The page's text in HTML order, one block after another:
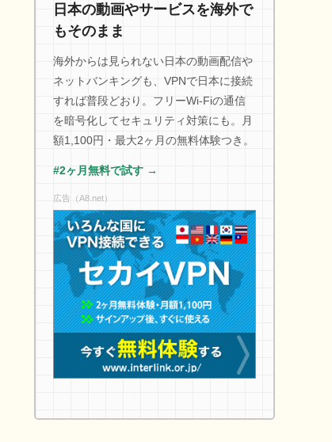
日本の動画やサービスを海外で
もそのまま
海外からは見られない日本の動画配信や
ネットバンキングも、VPNで日本に接続
すれば普段どおり。フリーWi-Fiの通信
を暗号化してセキュリティ対策にも。月
額1,100円・最大2ヶ月の無料体験つき。
#2ヶ月無料で試す →
広告（A8.net）